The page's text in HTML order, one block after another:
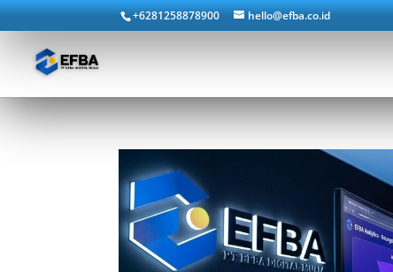
+6281258878900 hello@efba.co.id